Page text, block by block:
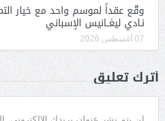
وقّع عقداً لموسم واحد مع خيار
نـادي ليغــانيس الإسباني
07 أغسطس 2026
أترك تعليق